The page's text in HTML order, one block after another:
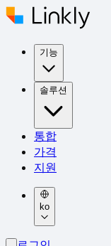
기능
솔루션
통합
가격
지원
ko